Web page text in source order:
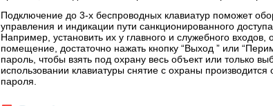
Подключение до 3-х беспроводных клавиатур поможет
управления и индикации пути санкционированного
Например, установить их у главного и служебного входов,
помещение, достаточно нажать кнопку “Выход ” или
пароль, чтобы взять под охрану весь объект или только
использовании клавиатуры снятие с охраны
пароля.